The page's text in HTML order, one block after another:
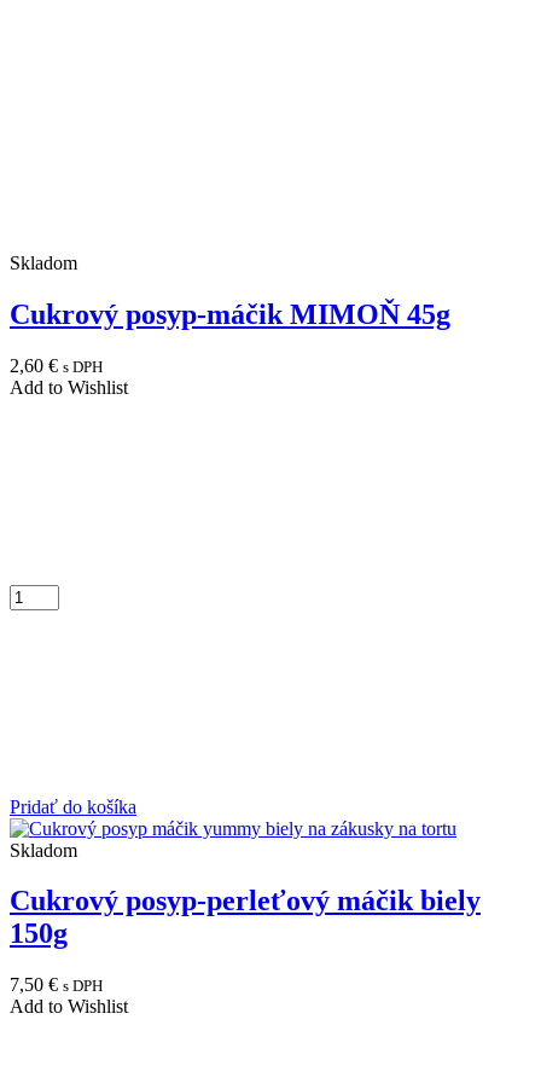
Skladom
Cukrový posyp-máčik MIMOŇ 45g
2,60 € s DPH
Add to Wishlist
Pridať do košíka
Skladom
Cukrový posyp-perleťový máčik biely
150g
7,50 € s DPH
Add to Wishlist